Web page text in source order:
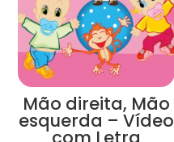
Mão direita, Mão
esquerda – Vídeo